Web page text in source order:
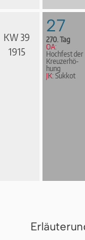
KW 39
1915
27
270. Tag
OA:
Hochfest der
Kreuz­er­hö­
hung
JK: Sukkot